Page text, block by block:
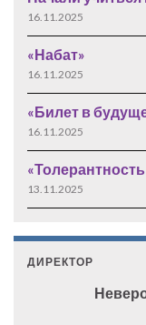
16.11.2025
«Набат»
16.11.2025
«Билет в
16.11.2025
13.11.2025
ДИРЕКТОР